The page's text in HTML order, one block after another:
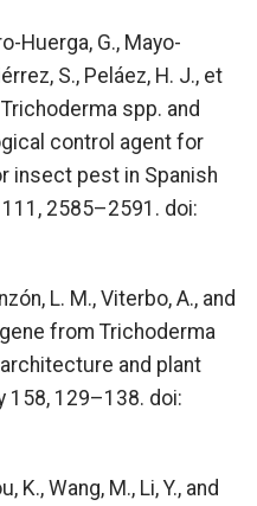
Huerga, G., Mayo-
S., Peláez, H. J., et
spp. and
control agent for
insect pest in Spanish
2585–2591. doi:
L. M., Viterbo, A., and
from Trichoderma
and plant
158, 129–138. doi:
K., Wang, M., Li, Y., and